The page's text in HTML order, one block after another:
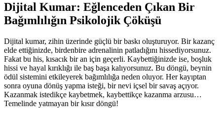
Dijital Kumar: Eğlenceden Çıkan Bir
Bağımlılığın Psikolojik Çöküşü
Dijital kumar, zihin üzerinde güçlü bir baskı oluşturuyor. Bir kazanç
elde ettiğinizde, birdenbire adrenalinin patladığını hissediyorsunuz.
Fakat bu his, kısacık bir an için geçerli. Kaybettiğinizde ise, boşluk
hissi ve hayal kırıklığı ile baş başa kalıyorsunuz. Bu döngü, beynin
ödül sistemini etkileyerek bağımlılığa neden oluyor. Her kayıptan
sonra oyuna dönüş yapma isteği, bir nevi içsel bir savaş açıyor.
Kazanmak istedikçe kaybetmek, kaybettikçe kazanma arzusu…
Temelinde yatmayan bir kısır döngü!